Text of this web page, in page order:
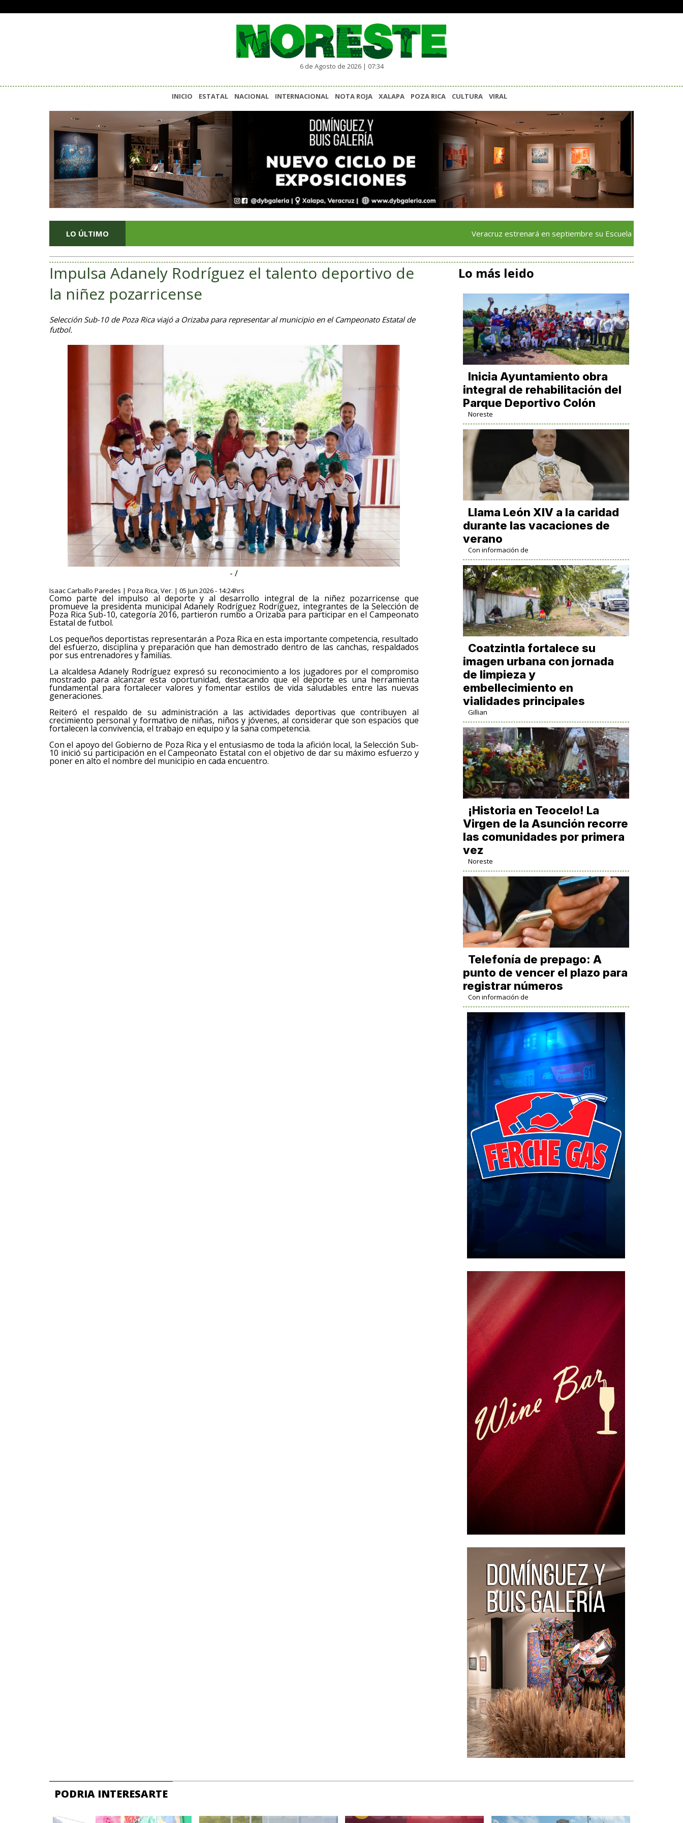
6 de Agosto de 2026 | 07:34
INICIO ESTATAL NACIONAL INTERNACIONAL NOTA ROJA XALAPA POZA RICA CULTURA VIRAL
LO ÚLTIMO Veracruz estrenará en septiembre su Escuela de Servicios Turísticos:
Impulsa Adanely Rodríguez el talento deportivo de
la niñez pozarricense
Selección Sub-10 de Poza Rica viajó a Orizaba para representar al municipio en el Campeonato Estatal de
futbol.
- /
Isaac Carballo Paredes | Poza Rica, Ver. | 05 Jun 2026 - 14:24hrs
Como parte del impulso al deporte y al desarrollo integral de la niñez pozarricense que
promueve la presidenta municipal Adanely Rodríguez Rodríguez, integrantes de la Selección de
Poza Rica Sub-10, categoría 2016, partieron rumbo a Orizaba para participar en el Campeonato
Estatal de futbol.
Los pequeños deportistas representarán a Poza Rica en esta importante competencia, resultado
del esfuerzo, disciplina y preparación que han demostrado dentro de las canchas, respaldados
por sus entrenadores y familias.
La alcaldesa Adanely Rodríguez expresó su reconocimiento a los jugadores por el compromiso
mostrado para alcanzar esta oportunidad, destacando que el deporte es una herramienta
fundamental para fortalecer valores y fomentar estilos de vida saludables entre las nuevas
generaciones.
Reiteró el respaldo de su administración a las actividades deportivas que contribuyen al
crecimiento personal y formativo de niñas, niños y jóvenes, al considerar que son espacios que
fortalecen la convivencia, el trabajo en equipo y la sana competencia.
Con el apoyo del Gobierno de Poza Rica y el entusiasmo de toda la afición local, la Selección Sub-
10 inició su participación en el Campeonato Estatal con el objetivo de dar su máximo esfuerzo y
poner en alto el nombre del municipio en cada encuentro.
Lo más leido
Inicia Ayuntamiento obra
integral de rehabilitación del
Parque Deportivo Colón
Noreste
Llama León XIV a la caridad
durante las vacaciones de
verano
Con información de
Coatzintla fortalece su
imagen urbana con jornada
de limpieza y
embellecimiento en
vialidades principales
Gillian
​¡Historia en Teocelo! La
Virgen de la Asunción recorre
las comunidades por primera
vez
Noreste
Telefonía de prepago: A
punto de vencer el plazo para
registrar números
Con información de
PODRIA INTERESARTE